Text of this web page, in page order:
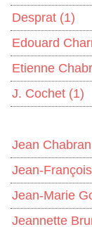
Desprat (1)
Edouard
Etienne
J. Cochet (1)
Jean Chabran
Jean-
Jean-Marie
Jeannette